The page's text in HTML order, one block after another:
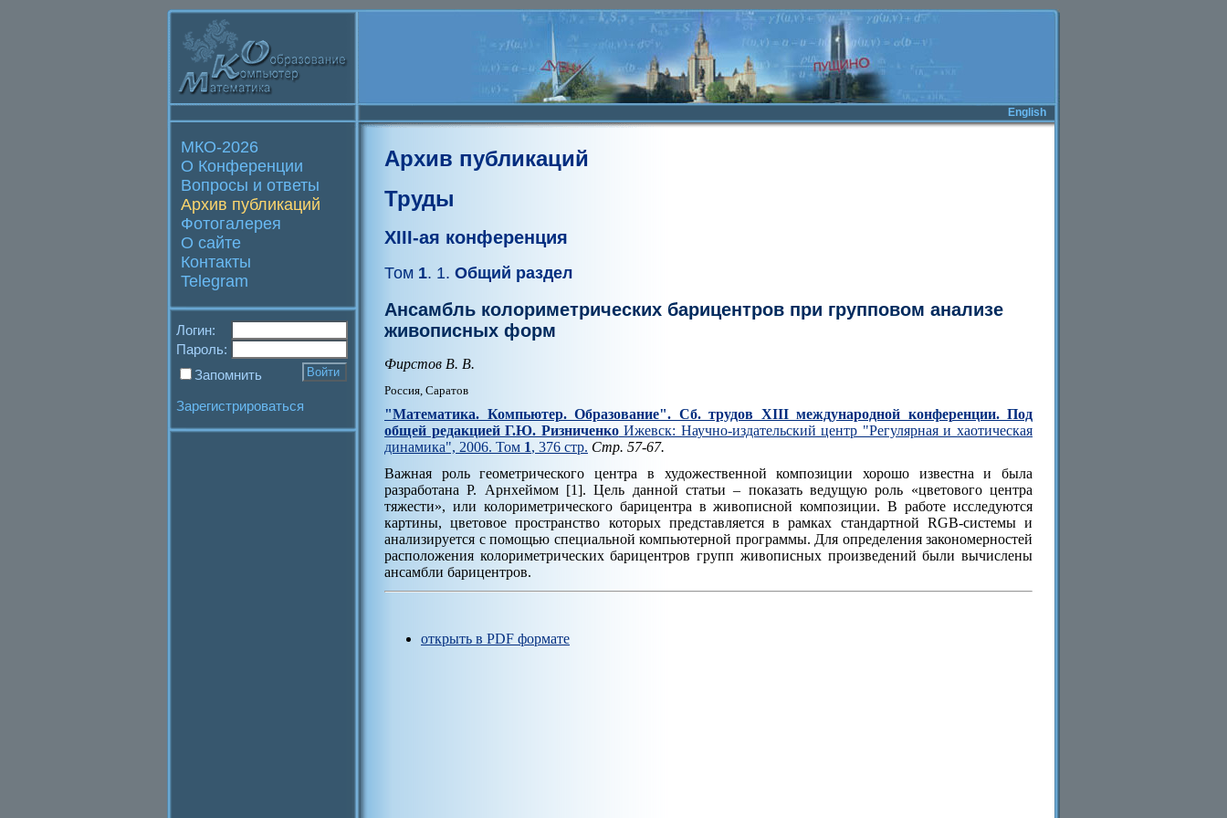
English
МКО-2026
О Конференции
Вопросы и ответы
Архив публикаций
Фотогалерея
О сайте
Контакты
Telegram
Логин:
Пароль:
Запомнить
Зарегистрироваться
Архив публикаций
Труды
XIII-ая конференция
Том 1. 1. Общий раздел
Ансамбль колориметрических барицентров при групповом анализе
живописных форм
Фирстов В. В.
Россия, Саратов
"Математика. Компьютер. Образование". Cб. трудов XIII международной конференции. Под
общей редакцией Г.Ю. РизниченкоИжевск: Научно-издательский центр "Регулярная и хаотическая
динамика", 2006. Том 1, 376 стр. Стр. 57-67.
Важная роль геометрического центра в художественной композиции хорошо известна и была
разработана Р. Арнхеймом [1]. Цель данной статьи – показать ведущую роль «цветового центра
тяжести», или колориметрического барицентра в живописной композиции. В работе исследуются
картины, цветовое пространство которых представляется в рамках стандартной RGB-системы и
анализируется с помощью специальной компьютерной программы. Для определения закономерностей
расположения колориметрических барицентров групп живописных произведений были вычислены
ансамбли барицентров.
открыть в PDF формате